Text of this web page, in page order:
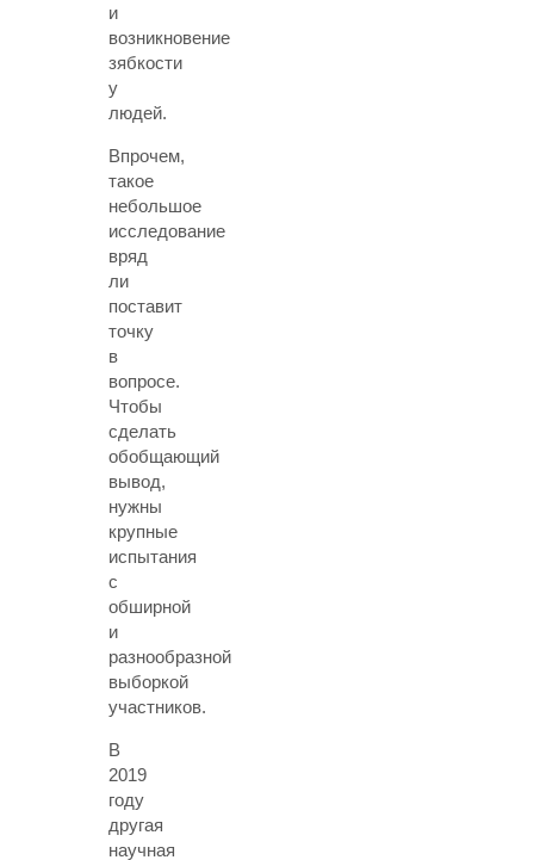
и
возникновение
зябкости
у
людей.
Впрочем,
такое
небольшое
исследование
вряд
ли
поставит
точку
в
вопросе.
Чтобы
сделать
обобщающий
вывод,
нужны
крупные
испытания
с
обширной
и
разнообразной
выборкой
участников.
В
2019
году
другая
научная